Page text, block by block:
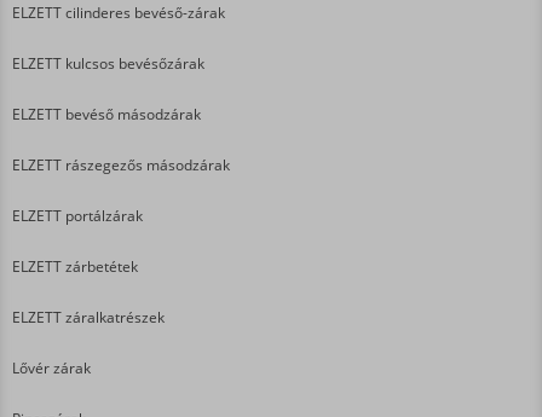
ELZETT cilinderes bevéső-zárak
ELZETT kulcsos bevésőzárak
ELZETT bevéső másodzárak
ELZETT rászegezős másodzárak
ELZETT portálzárak
ELZETT zárbetétek
ELZETT záralkatrészek
Lővér zárak